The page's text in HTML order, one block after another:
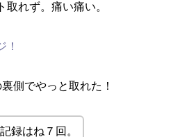
取れず。痛い痛い。
！
側でやっと取れた！
録はね７回。